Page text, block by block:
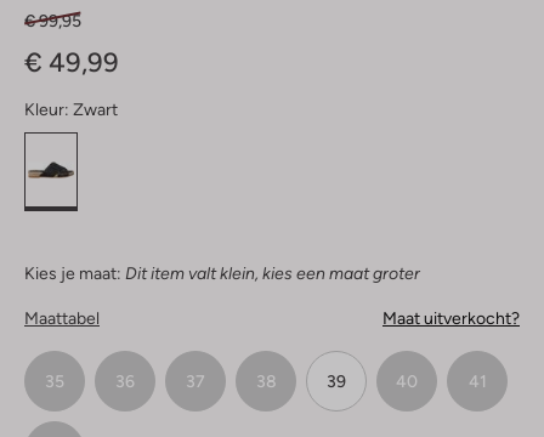
€ 99,95
€ 49,99
Kleur: Zwart
Kies je maat: Dit item valt klein, kies een maat groter
Maattabel Maat uitverkocht?
35 36 37 38 39 40 41